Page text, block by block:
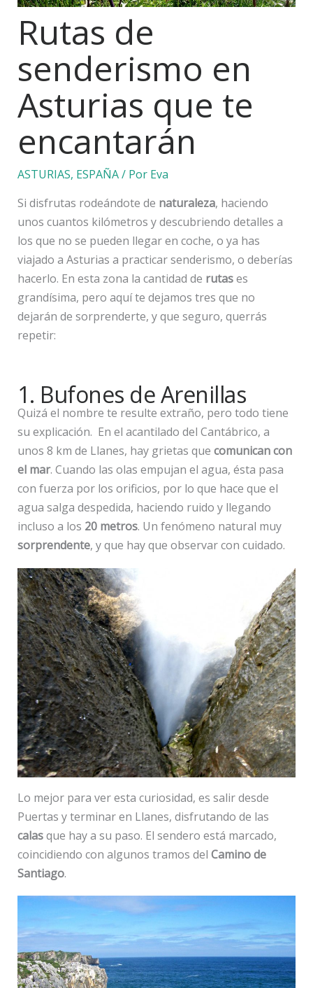
Rutas de
senderismo en
Asturias que te
encantarán
ASTURIAS, ESPAÑA/ Por Eva
Si disfrutas rodeándote de naturaleza, haciendo
unos cuantos kilómetros y descubriendo detalles a
los que no se pueden llegar en coche, o ya has
viajado a Asturias a practicar senderismo, o deberías
hacerlo. En esta zona la cantidad de rutases
grandísima, pero aquí te dejamos tres que no
dejarán de sorprenderte, y que seguro, querrás
repetir:
1. Bufones de Arenillas
Quizá el nombre te resulte extraño, pero todo tiene
su explicación. En el acantilado del Cantábrico, a
unos 8 km de Llanes, hay grietas que comunican con
el mar. Cuando las olas empujan el agua, ésta pasa
con fuerza por los orificios, por lo que hace que el
agua salga despedida, haciendo ruido y llegando
incluso a los 20 metros. Un fenómeno natural muy
sorprendente, y que hay que observar con cuidado.
Lo mejor para ver esta curiosidad, es salir desde
Puertas y terminar en Llanes, disfrutando de las
calasque hay a su paso. El sendero está marcado,
coincidiendo con algunos tramos del Camino de
Santiago.